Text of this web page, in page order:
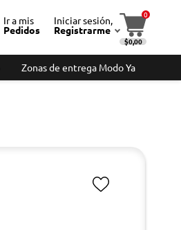
Ir a mis
Pedidos
Iniciar sesión,
Registrarme
0
$0,00
Zonas de entrega Modo Ya